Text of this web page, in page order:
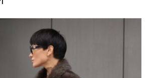
образы: сегодня вы можете
овчины, а завтра мягкую,
отличается высоким
а её уникальная
тепло в любых погодных